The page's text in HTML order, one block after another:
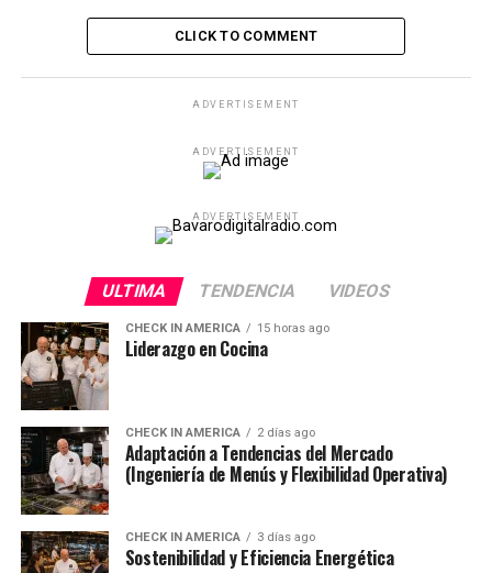
CLICK TO COMMENT
ADVERTISEMENT
ADVERTISEMENT
ADVERTISEMENT
ULTIMA TENDENCIA VIDEOS
CHECK IN AMERICA 15 horas ago
Liderazgo en Cocina
CHECK IN AMERICA 2 días ago
Adaptación a Tendencias del Mercado
(Ingeniería de Menús y Flexibilidad Operativa)
CHECK IN AMERICA 3 días ago
Sostenibilidad y Eficiencia Energética